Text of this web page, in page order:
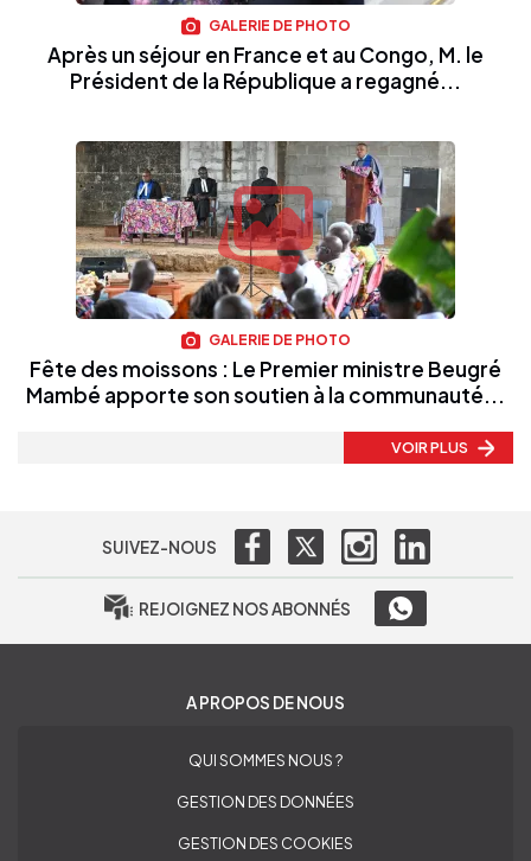
GALERIE DE PHOTO
Après un séjour en France et au Congo, M. le
Président de la République a regagné...
GALERIE DE PHOTO
Fête des moissons : Le Premier ministre Beugré
Mambé apporte son soutien à la communauté...
VOIR PLUS
SUIVEZ-NOUS
REJOIGNEZ NOS ABONNÉS
A PROPOS DE NOUS
QUI SOMMES NOUS ?
GESTION DES DONNÉES
GESTION DES COOKIES